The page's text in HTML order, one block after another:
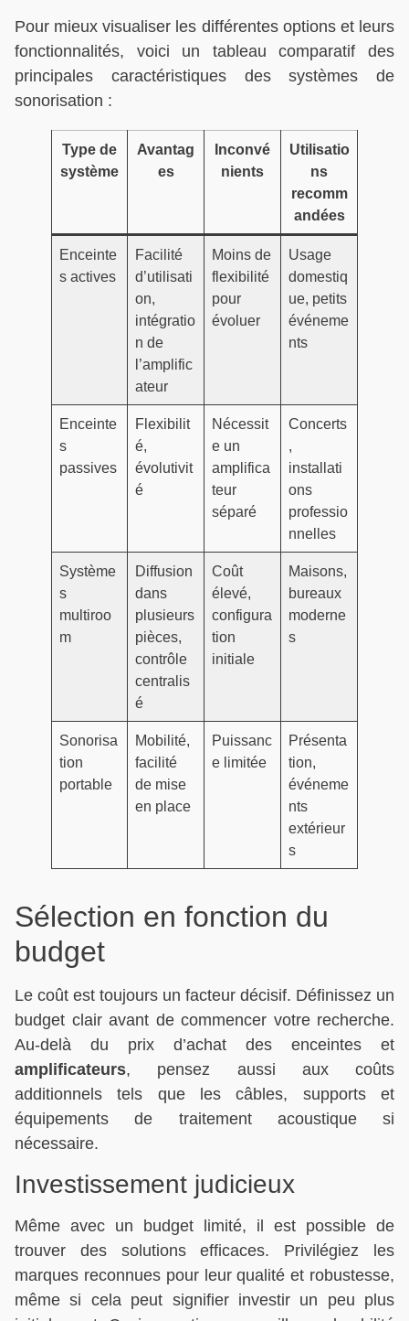
Pour mieux visualiser les différentes options et leurs
fonctionnalités, voici un tableau comparatif des
principales caractéristiques des systèmes de
sonorisation :
Type de
système
Avantag
es
Inconvé
nients
Utilisatio
ns
recomm
andées
Enceinte
s actives
Facilité
d’utilisati
on,
intégratio
n de
l’amplific
ateur
Moins de
flexibilité
pour
évoluer
Usage
domestiq
ue, petits
événeme
nts
Enceinte
s
passives
Flexibilit
é,
évolutivit
é
Nécessit
e un
amplifica
teur
séparé
Concerts
,
installati
ons
professio
nnelles
Système
s
multiroo
m
Diffusion
dans
plusieurs
pièces,
contrôle
centralis
é
Coût
élevé,
configura
tion
initiale
Maisons,
bureaux
moderne
s
Sonorisa
tion
portable
Mobilité,
facilité
de mise
en place
Puissanc
e limitée
Présenta
tion,
événeme
nts
extérieur
s
Sélection en fonction du
budget
Le coût est toujours un facteur décisif. Définissez un
budget clair avant de commencer votre recherche.
Au-delà du prix d’achat des enceintes et
amplificateurs, pensez aussi aux coûts
additionnels tels que les câbles, supports et
équipements de traitement acoustique si
nécessaire.
Investissement judicieux
Même avec un budget limité, il est possible de
trouver des solutions efficaces. Privilégiez les
marques reconnues pour leur qualité et robustesse,
même si cela peut signifier investir un peu plus